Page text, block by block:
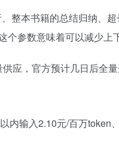
整本书籍的总结归纳、
参数意味着可以减少上
应，官方预计几日后全量
内输入2.10元/百万token